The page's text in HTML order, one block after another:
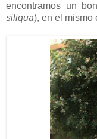
encontramos un
siliqua), en el mismo